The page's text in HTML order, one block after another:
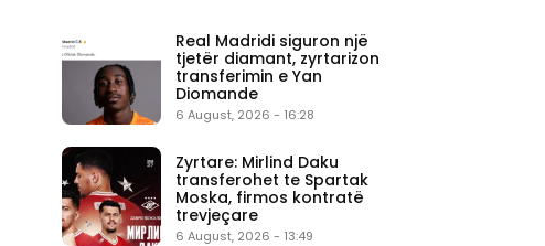
Real Madridi siguron një
tjetër diamant, zyrtarizon
transferimin e Yan
Diomande
6 August, 2026 - 16:28
Zyrtare: Mirlind Daku
transferohet te Spartak
Moska, firmos kontratë
trevjeçare
6 August, 2026 - 13:49